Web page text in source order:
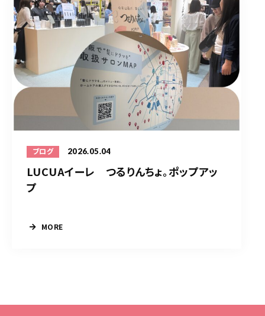
ブログ 2026.05.04
LUCUAイーレ つるりんちょ。ポップアッ
プ
MORE